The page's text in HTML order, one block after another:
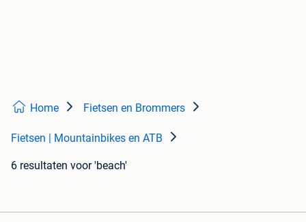
Home Fietsen en Brommers
Fietsen | Mountainbikes en ATB
6 resultaten voor 'beach'